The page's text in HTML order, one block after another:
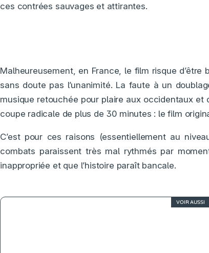
ces contrées sauvages et attirantes.
Malheureusement, en France, le film risque
sans doute pas l’unanimité. La faute à un
musique retouchée pour plaire aux occidentaux et
coupe radicale de plus de 30 minutes : le film
C’est pour ces raisons (essentiellement au
combats paraissent très mal rythmés par
inappropriée et que l’histoire paraît bancale.
VOIR AUSSI